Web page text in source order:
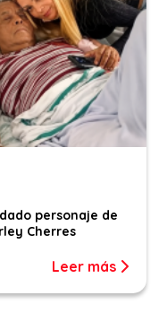
personaje de
Cherres
Leer más